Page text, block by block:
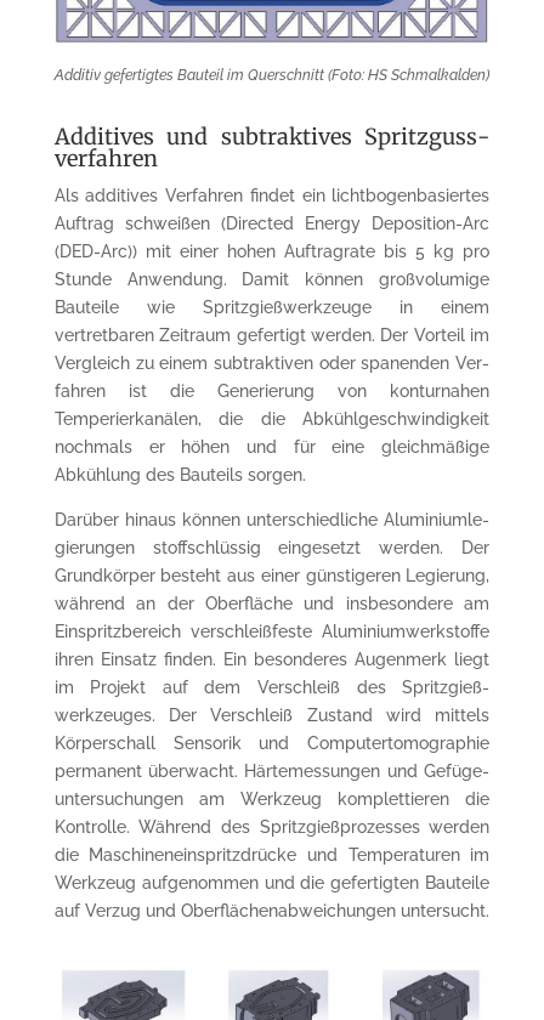
Additiv gefertigtes Bauteil im Querschnitt (Foto: HS Schmalkalden)
Additives und subtraktives Spritz­guss­­
ver­fahren
Als additives Verfahren findet ein lichtbogen­basiertes
Auftrag schweißen (Directed Energy Deposition-Arc
(DED-Arc)) mit einer hohen Auftrag­rate bis 5 kg pro
Stunde Anwen­dung. Damit können groß­volumige
Bauteile wie Spritzgießwerkzeuge in einem
vertretbaren Zeit­raum gefertigt werden. Der Vorteil im
Vergleich zu einem subtrak­tiven oder spanenden Ver­
fahren ist die Generierung von kontur­nahen
Temperier­kanälen, die die Abkühlge­schwin­dig­keit
nochmals er höhen und für eine gleich­mäßige
Abkühlung des Bauteils sorgen.
Darüber hinaus können unterschiedliche Alumi­niumle­
gierungen stoff­schlüssig eingesetzt wer­den. Der
Grund­körper besteht aus einer günsti­geren Legierung,
während an der Ober­fläche und insbe­sondere am
Einspritz­bereich ver­schleiß­­feste Alumi­niumwerk­stoffe
ihren Einsatz finden. Ein besonderes Augen­merk liegt
im Projekt auf dem Verschleiß des Spritzgieß­
werkzeuges. Der Verschleiß Zustand wird mittels
Körper­schall Sensorik und Computer­tomo­graphie
permanent überwacht. Härte­messungen und Gefüge­
unter­suchungen am Werkzeug komplet­tieren die
Kontrolle. Während des Spritz­gieß­prozesses werden
die Maschinen­ein­spritz­drücke und Tempe­raturen im
Werkzeug aufge­nommen und die gefer­tigten Bauteile
auf Verzug und Ober­flächenab­weichungen untersucht.